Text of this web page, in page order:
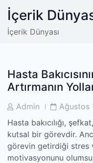
Skip
content
İçerik
İçerik Dünyası
Hasta
Artırmanın
PostAdmin
PostAğustos
Hasta bakıcılığı,
kutsal bir görevdir.
görevin getirdiği stres
motivasyonunu